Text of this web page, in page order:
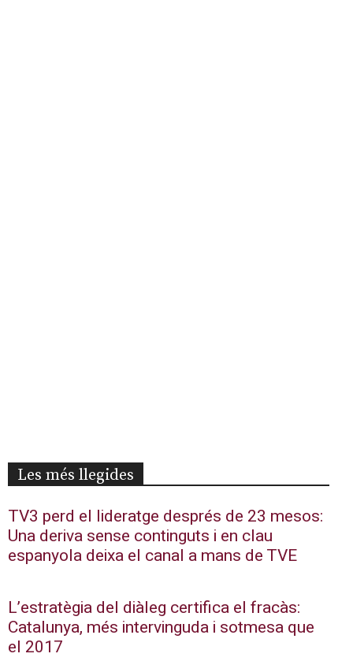
Les més llegides
TV3 perd el lideratge després de 23 mesos:
Una deriva sense continguts i en clau
espanyola deixa el canal a mans de TVE
L’estratègia del diàleg certifica el fracàs:
Catalunya, més intervinguda i sotmesa que
el 2017